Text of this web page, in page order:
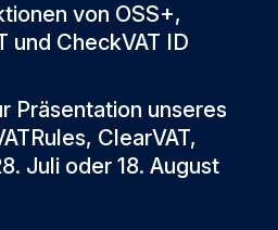
von OSS+,
und CheckVAT ID
Präsentation unseres
ClearVAT,
Juli oder 18. August